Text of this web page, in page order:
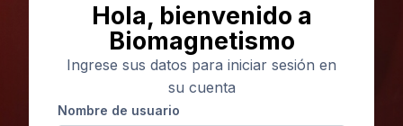
Hola, bienvenido a
Biomagnetismo
Ingrese sus datos para iniciar sesión en
su cuenta
Nombre de usuario
Nombre de usuario